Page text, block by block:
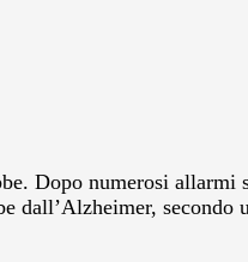
Dopo numerosi
dall’Alzheimer,